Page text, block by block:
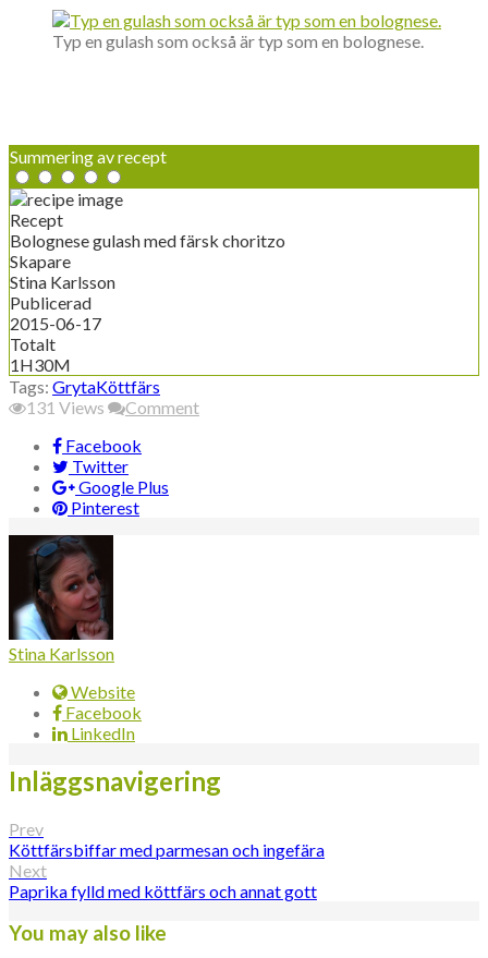
Typ en gulash som också är typ som en bolognese.
Summering av recept
Recept
Bolognese gulash med färsk choritzo
Skapare
Stina Karlsson
Publicerad
2015-06-17
Totalt
1H30M
Tags: GrytaKöttfärs
131 Views
Comment
Facebook
Twitter
Google Plus
Pinterest
Stina Karlsson
Website
Facebook
LinkedIn
Inläggsnavigering
Prev
Köttfärsbiffar med parmesan och ingefära
Next
Paprika fylld med köttfärs och annat gott
You may also like